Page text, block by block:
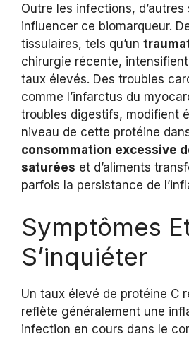
Outre les infections,
influencer ce biomarqueur.
tissulaires, tels qu’un
chirurgie récente,
taux élevés. Des troubles
comme l’infarctus du
troubles digestifs, modifient
niveau de cette protéine
consommation excessive
saturées et d’aliments
parfois la persistance de
Symptômes
S’inquiéter
Un taux élevé de protéine C
reflète généralement une
infection en cours dans le